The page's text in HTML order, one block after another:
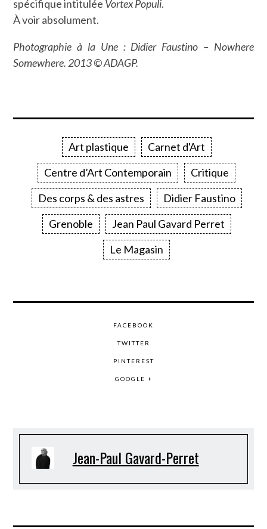
spécifique intitulée Vortex Populi.
À voir absolument.
Photographie à la Une : Didier Faustino – Nowhere
Somewhere. 2013 © ADAGP.
Art plastique
Carnet d'Art
Centre d’Art Contemporain
Critique
Des corps & des astres
Didier Faustino
Grenoble
Jean Paul Gavard Perret
Le Magasin
FACEBOOK
TWITTER
PINTEREST
GOOGLE +
Jean-Paul Gavard-Perret